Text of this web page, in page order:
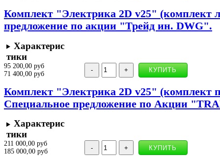
Комплект "Электрика 2D v25" (комплект
предложение по акции "Трейд ин. DWG".
Характерис
тики
95 200,00 руб
71 400,00 руб
Комплект "Электрика 2D v25" (комплект
Специальное предложение по Акции
Характерис
тики
211 000,00 руб
185 000,00 руб